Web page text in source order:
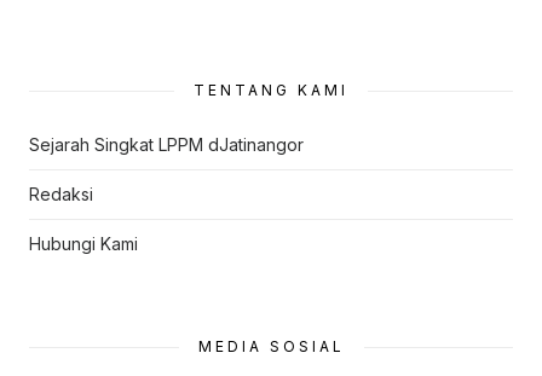
TENTANG KAMI
Sejarah Singkat LPPM dJatinangor
Redaksi
Hubungi Kami
MEDIA SOSIAL